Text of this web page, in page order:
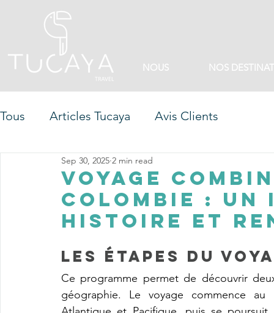
NOUS NOS
Tous Articles Tucaya Avis Clients
Voyage
Colombie :
histoire et
Sep 30, 2025 2 min read
Les étapes du
Ce programme permet de découvrir
géographie. Le voyage commence au